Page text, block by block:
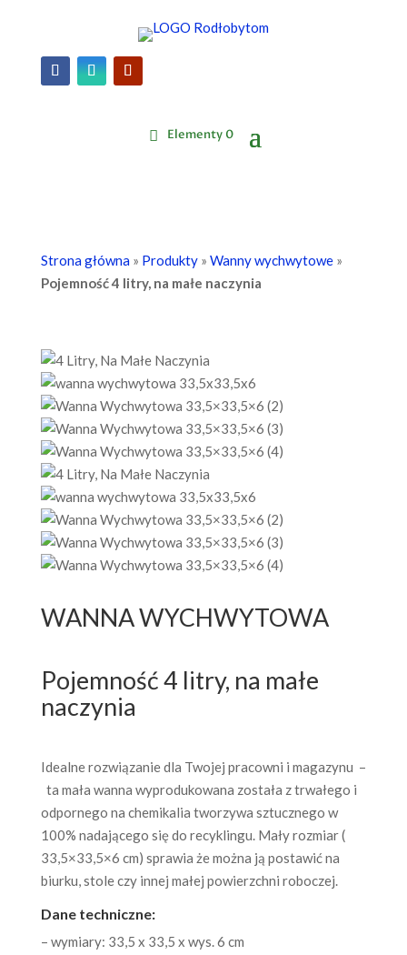
Elementy 0
Strona główna» Produkty» Wanny wychwytowe»
Pojemność 4 litry, na małe naczynia
Zoom
WANNA WYCHWYTOWA
Pojemność 4 litry, na małe
naczynia
Idealne rozwiązanie dla Twojej pracowni i magazynu –
ta mała wanna wyprodukowana została z trwałego i
odpornego na chemikalia tworzywa sztucznego w
100% nadającego się do recyklingu. Mały rozmiar (
33,5×33,5×6 cm) sprawia że można ją postawić na
biurku, stole czy innej małej powierzchni roboczej.
Dane techniczne:
– wymiary: 33,5 x 33,5 x wys. 6 cm